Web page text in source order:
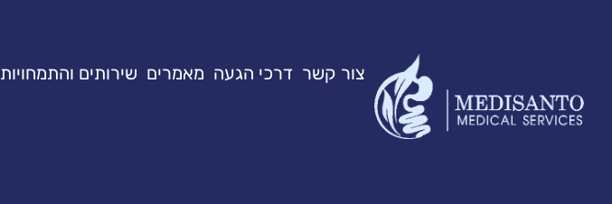
צור קשר דרכי הגעה מאמרים שירותים והתמחויות